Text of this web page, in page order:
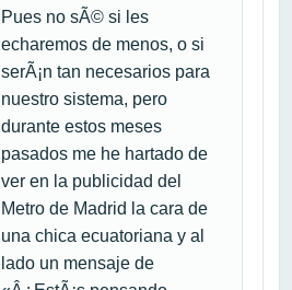
Pues no sÃ© si les
echaremos de menos, o si
serÃ¡n tan necesarios para
nuestro sistema, pero
durante estos meses
pasados me he hartado de
ver en la publicidad del
Metro de Madrid la cara de
una chica ecuatoriana y al
lado un mensaje de